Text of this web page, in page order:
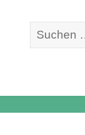
Suche
nach: